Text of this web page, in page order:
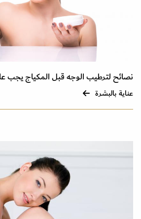
نصائح لترطيب الوجه قبل المكياج يجب
عناية بالبشرة